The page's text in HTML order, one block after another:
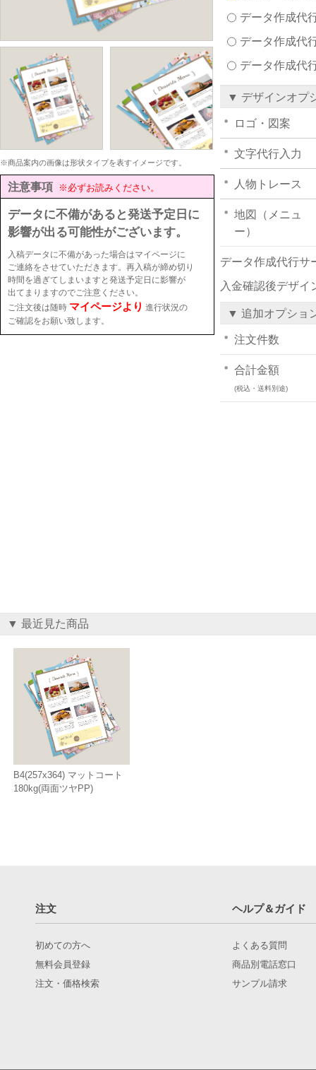
※商品案内の画像は形状タイプを表すイメージです。
注意事項 ※必ずお読みください。
データに不備があると発送予定日に
影響が出る可能性がございます。
入稿データに不備があった場合はマイページに
ご連絡をさせていただきます。再入稿が締め切り
時間を過ぎてしまいますと発送予定日に影響が
出てまりますのでご注意ください。
ご注文後は随時 マイページより 進行状況の
ご確認をお願い致します。
データ作成代
データ作成代
データ作成代
▼ デザインオプ
ロゴ・図案
文字代行入力
人物トレース
地図（メニュ
ー）
データ作成代行サ
入金確認後デザイ
▼ 追加オプショ
注文件数
合計金額
(税込・送料別途)
▼ 最近見た商品
B4(257x364) マットコート
180kg(両面ツヤPP)
注文 ヘルプ＆ガイド
初めての方へ
無料会員登録
注文・価格検索
よくある質問
商品別電話窓口
サンプル請求